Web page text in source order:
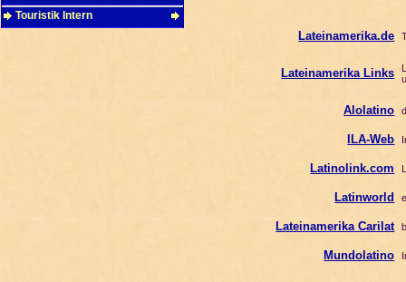
Touristik Intern
Lateinamerika.de
Lateinamerika Links
Alolatino
ILA-Web
Latinolink.com
Latinworld
Lateinamerika Carilat
Mundolatino